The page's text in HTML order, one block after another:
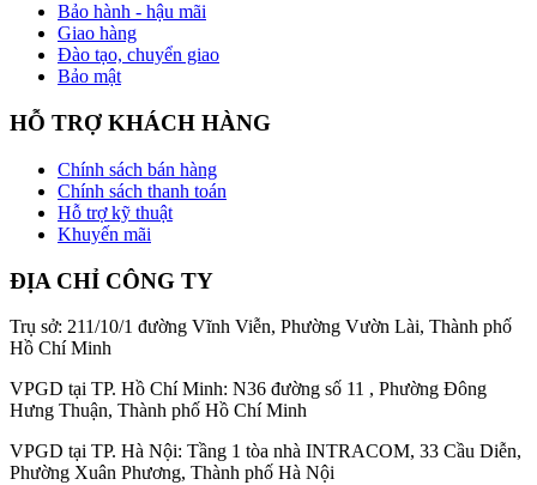
Bảo hành - hậu mãi
Giao hàng
Đào tạo, chuyển giao
Bảo mật
HỖ TRỢ KHÁCH HÀNG
Chính sách bán hàng
Chính sách thanh toán
Hỗ trợ kỹ thuật
Khuyến mãi
ĐỊA CHỈ CÔNG TY
Trụ sở: 211/10/1 đường Vĩnh Viễn, Phường Vườn Lài, Thành phố
Hồ Chí Minh
VPGD tại TP. Hồ Chí Minh: N36 đường số 11 , Phường Đông
Hưng Thuận, Thành phố Hồ Chí Minh
VPGD tại TP. Hà Nội: Tầng 1 tòa nhà INTRACOM, 33 Cầu Diễn,
Phường Xuân Phương, Thành phố Hà Nội